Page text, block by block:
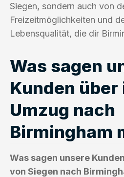
Siegen, sondern auch von
Freizeitmöglichkeiten und
Lebensqualität, die dir
Was sagen
Kunden über
Umzug nach
Birmingham
Was sagen unsere
von Siegen nach